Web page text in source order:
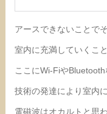
アースできないことで
室内に充満していくこ
ここにWi-Fiや
技術の発達により室内
電磁波はオカルトと思